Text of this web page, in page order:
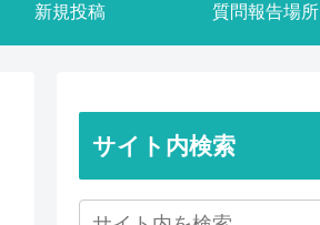
新規投稿 質問報告場所
サイト内検索